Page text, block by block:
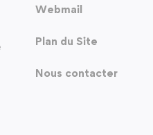
Webmail
Plan du Site
Nous contacter